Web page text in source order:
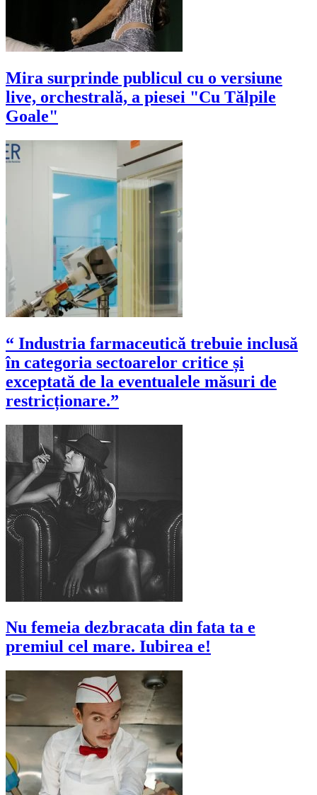
Mira surprinde publicul cu o versiune
live, orchestrală, a piesei "Cu Tălpile
Goale"
“ Industria farmaceutică trebuie inclusă
în categoria sectoarelor critice și
exceptată de la eventualele măsuri de
restricționare.”
Nu femeia dezbracata din fata ta e
premiul cel mare. Iubirea e!